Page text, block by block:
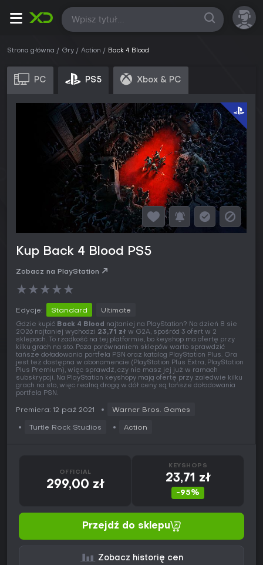
Wszystkie
Strona główna Gry Action Back 4 Blood
PC PS5 Xbox & PC
Kup Back 4 Blood PS5
Zobacz na PlayStation
★★★★★
Edycje: Standard Ultimate
Gdzie kupić Back 4 Blood najtaniej na PlayStation? Na dzień 8 sie
2026 najtaniej wychodzi 23,71 zł w G2A, spośród 3 ofert w 2
sklepach. To rzadkość na tej platformie, bo keyshop ma ofertę przy
kilku grach na sto. Poza porównaniem sklepów warto sprawdzić
tańsze doładowania portfela PSN oraz katalog PlayStation Plus. Gra
jest też dostępna w abonamencie (PlayStation Plus Extra, PlayStation
Plus Premium), więc sprawdź, czy nie masz jej już w ramach
subskrypcji. Na PlayStation keyshopy mają ofertę przy zaledwie kilku
grach na sto, więc realną drogą w dół ceny są tańsze doładowania
portfela PSN.
Premiera: 12 paź 2021 Warner Bros. Games
Turtle Rock Studios Action
OFFICIAL
299,00 zł
KEYSHOPS
23,71 zł
-95%
Przejdź do sklepu
Zobacz historię cen